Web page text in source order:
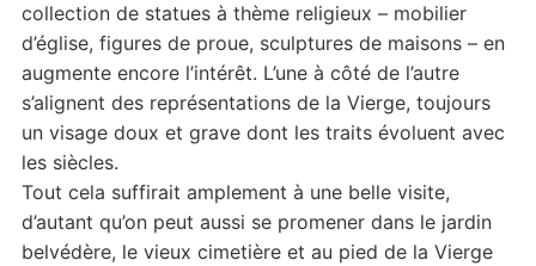
collection de statues à thème religieux – mobilier
d’église, figures de proue, sculptures de maisons – en
augmente encore l’intérêt. L’une à côté de l’autre
s’alignent des représentations de la Vierge, toujours
un visage doux et grave dont les traits évoluent avec
les siècles.
Tout cela suffirait amplement à une belle visite,
d’autant qu’on peut aussi se promener dans le jardin
belvédère, le vieux cimetière et au pied de la Vierge